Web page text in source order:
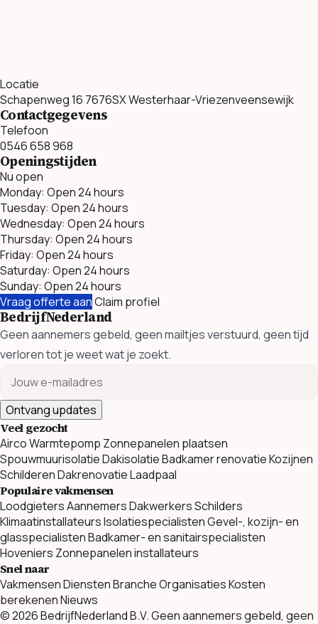
Locatie
Schapenweg 16 7676SX Westerhaar-Vriezenveensewijk
Contactgegevens
Telefoon
0546 658 968
Openingstijden
Nu open
Monday: Open 24 hours
Tuesday: Open 24 hours
Wednesday: Open 24 hours
Thursday: Open 24 hours
Friday: Open 24 hours
Saturday: Open 24 hours
Sunday: Open 24 hours
Vraag offerte aanClaim profiel
BedrijfNederland
Geen aannemers gebeld, geen mailtjes verstuurd, geen tijd
verloren tot je weet wat je zoekt.
Ontvang updates
Veel gezocht
AircoWarmtepomp Zonnepanelen plaatsen
SpouwmuurisolatieDakisolatieBadkamer renovatieKozijnen
SchilderenDakrenovatieLaadpaal
Populaire vakmensen
LoodgietersAannemersDakwerkersSchilders
KlimaatinstallateursIsolatiespecialistenGevel-, kozijn- en
glasspecialistenBadkamer- en sanitairspecialisten
Hoveniers Zonnepanelen installateurs
Snel naar
VakmensenDienstenBranche OrganisatiesKosten
berekenenNieuws
© 2026 BedrijfNederland B.V. Geen aannemers gebeld, geen